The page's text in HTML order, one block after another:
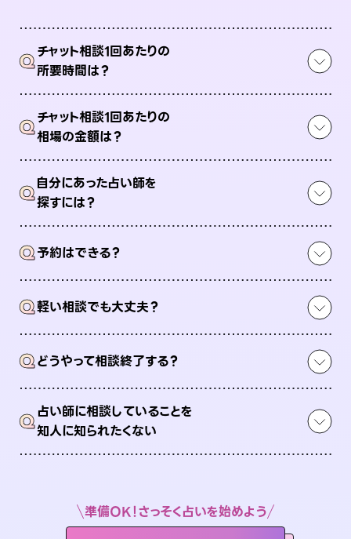
Qチャット相談1回あたりの
所要時間は？
Qチャット相談1回あたりの
相場の金額は？
Q自分にあった占い師を
探すには？
Q予約はできる？
Q軽い相談でも大丈夫？
Qどうやって相談終了する？
Q占い師に相談していることを
知人に知られたくない
準備OK！さっそく占いを始めよう